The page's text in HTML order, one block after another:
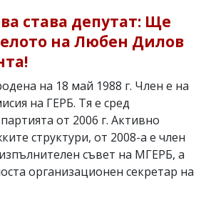
става депутат: Ще
на Любен Дилов
на 18 май 1988 г. Член е на
на ГЕРБ. Тя е сред
от 2006 г. Активно
структури, от 2008-а е член
съвет на МГЕРБ, а
организационен секретар на